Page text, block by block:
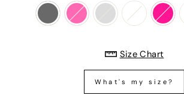
Size Chart
What's my size?